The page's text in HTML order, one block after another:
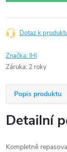
Dotaz k
Značka: IHI
Záruka: 2 roky
Popis produktu
Detailní
Kompletně